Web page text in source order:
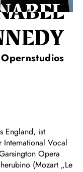
England, ist
International Vocal
Opera
(Mozart „Le